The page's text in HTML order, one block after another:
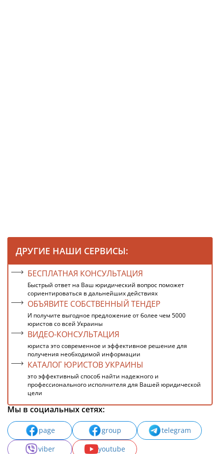
ДРУГИЕ НАШИ СЕРВИСЫ:
БЕСПЛАТНАЯ КОНСУЛЬТАЦИЯ
Быстрый ответ на Ваш юридический вопрос поможет
сориентироваться в дальнейших действиях
ОБЪЯВИТЕ СОБСТВЕННЫЙ ТЕНДЕР
И получите выгодное предложение от более чем 5000
юристов со всей Украины
ВИДЕО-КОНСУЛЬТАЦИЯ
юриста это современное и эффективное решение для
получения необходимой информации
КАТАЛОГ ЮРИСТОВ УКРАИНЫ
это эффективный способ найти надежного и
профессионального исполнителя для Вашей юридической
цели
Мы в социальных сетях:
page group
telegram
viber
youtube